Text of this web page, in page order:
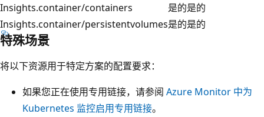
Insights.container/containers
是的是的
Insights.container/persistentvolumes是的是的
特殊场景
将以下资源用于特定方案的配置要求：
如果您正在使用专用链接，请参阅 Azure Monitor 中为
Kubernetes 监控启用专用链接。